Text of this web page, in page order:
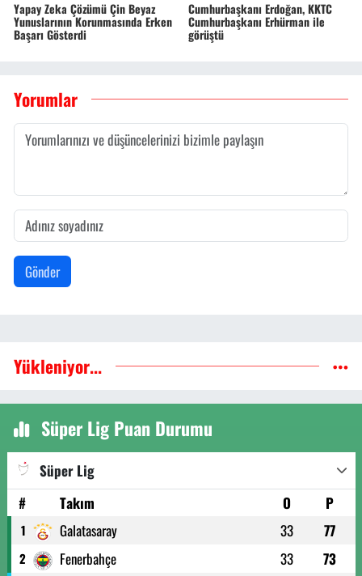
Yapay Zeka Çözümü Çin Beyaz
Yunuslarının Korunmasında Erken
Başarı Gösterdi
Cumhurbaşkanı Erdoğan, KKTC
Cumhurbaşkanı Erhürman ile
görüştü
Yorumlar
Gönder
Yükleniyor...
Süper Lig Puan Durumu
Süper Lig
#
Takım O P
1 Galatasaray 33 77
2 Fenerbahçe 33 73